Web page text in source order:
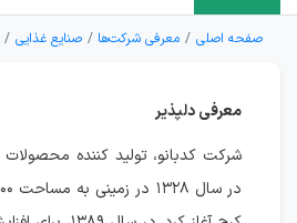
صفحه اصلی معرفی شرکت‌ها صنایع غذایی
معرفی دلپذیر
شرکت کدبانو، تولید کننده محصولات